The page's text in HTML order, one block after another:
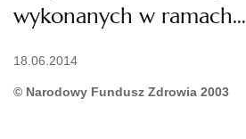
wykonanych w ramach…
18.06.2014
© Narodowy Fundusz Zdrowia 2003